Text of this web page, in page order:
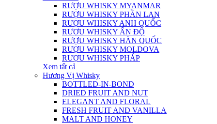
RƯỢU WHISKY MYANMAR
RƯỢU WHISKY PHẦN LAN
RƯỢU WHISKY ANH QUỐC
RƯỢU WHISKY ẤN ĐỘ
RƯỢU WHISKY HÀN QUỐC
RƯỢU WHISKY MOLDOVA
RƯỢU WHISKY PHÁP
Xem tất cả
Hương Vị Whisky
BOTTLED-IN-BOND
DRIED FRUIT AND NUT
ELEGANT AND FLORAL
FRESH FRUIT AND VANILLA
MALT AND HONEY